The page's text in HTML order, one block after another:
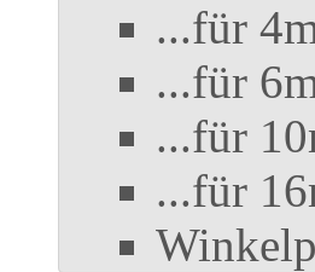
...für
...für
...für
...für